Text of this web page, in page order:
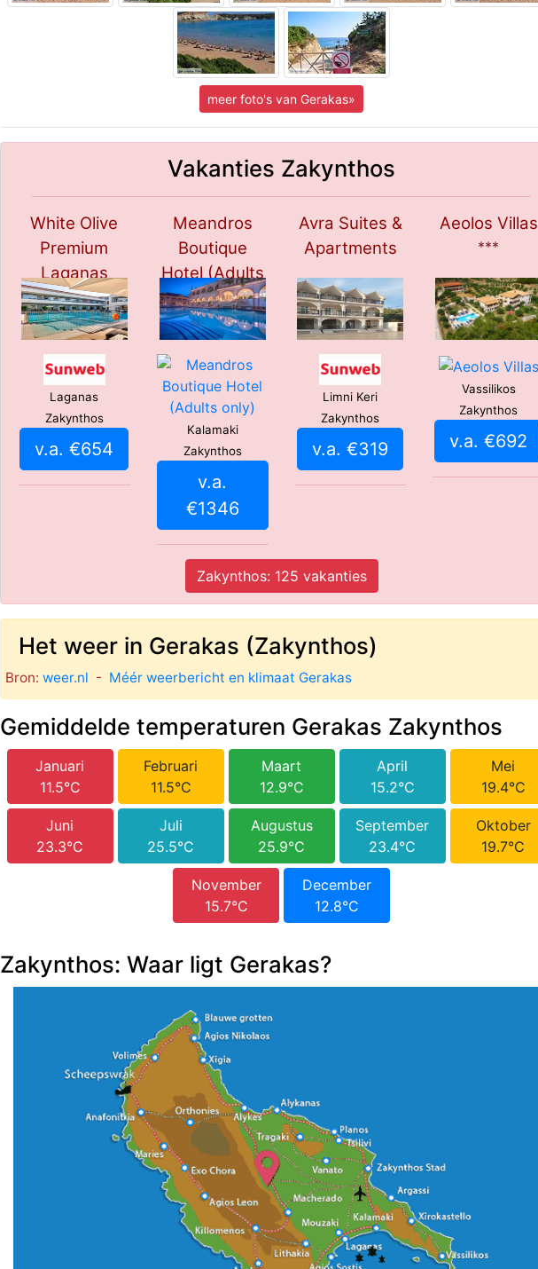
meer foto's van Gerakas»
Vakanties Zakynthos
White Olive
Premium
Laganas
Laganas
Zakynthos
v.a. €654
Meandros
Boutique
Hotel (Adults
only)
****
Kalamaki
Zakynthos
v.a.
€1346
Avra Suites &
Apartments
Limni Keri
Zakynthos
v.a. €319
Aeolos Villas
***
Vassilikos
Zakynthos
v.a. €692
Zakynthos: 125 vakanties
Het weer in Gerakas (Zakynthos)
Bron: weer.nl - Méér weerbericht en klimaat Gerakas
Gemiddelde temperaturen Gerakas Zakynthos
Januari
11.5°C
Februari
11.5°C
Maart
12.9°C
April
15.2°C
Mei
19.4°C
Juni
23.3°C
Juli
25.5°C
Augustus
25.9°C
September
23.4°C
Oktober
19.7°C
November
15.7°C
December
12.8°C
Zakynthos: Waar ligt Gerakas?